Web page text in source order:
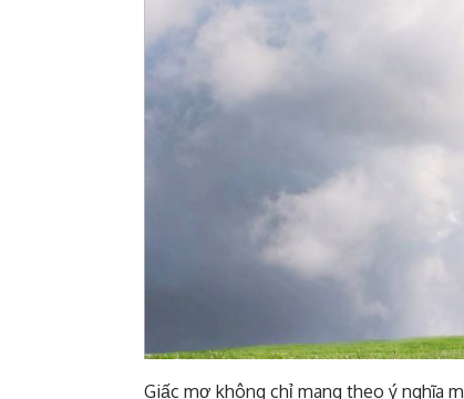
Giấc mơ không chỉ mang theo ý nghĩa